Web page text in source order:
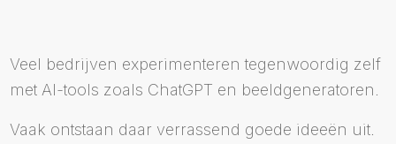
Veel bedrijven experimenteren tegenwoordig zelf
met AI-tools zoals ChatGPT en beeldgeneratoren.
Vaak ontstaan daar verrassend goede ideeën uit.